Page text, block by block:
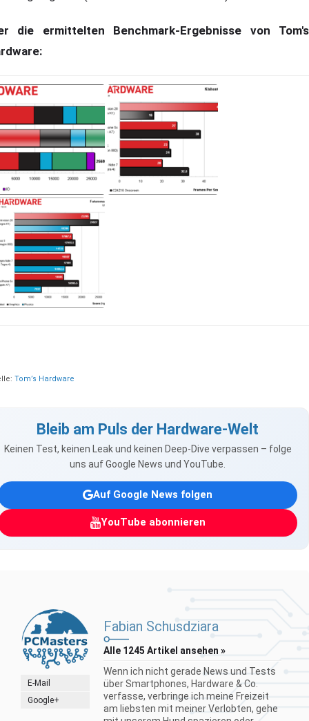
die ermittelten Benchmark-Ergebnisse von Tom's
Tom’s Hardware
Bleib am Puls der Hardware-Welt
Keinen Test, keinen Leak und keinen Deep-Dive verpassen – folge
uns auf Google News und YouTube.
Auf Google News folgen
YouTube abonnieren
E-Mail
Google+
Fabian Schusdziara
Alle 1245 Artikel ansehen »
Wenn ich nicht gerade News und Tests
über Smartphones, Hardware & Co.
verfasse, verbringe ich meine Freizeit
am liebsten mit meiner Verlobten, gehe